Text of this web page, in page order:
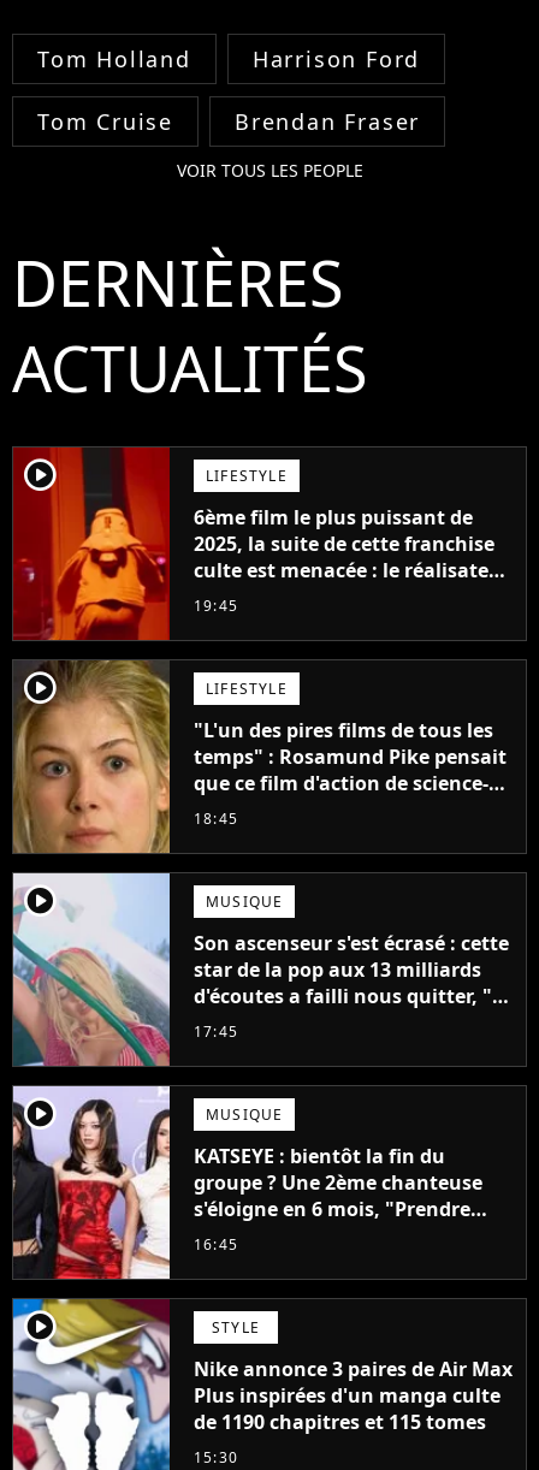
Tom Holland Harrison Ford
Tom Cruise Brendan Fraser
VOIR TOUS LES PEOPLE
DERNIÈRES
ACTUALITÉS
player2 LIFESTYLE
6ème film le plus puissant de
2025, la suite de cette franchise
culte est menacée : le réalisateur
claque la porte pour "différends
19:45
player2 LIFESTYLE
"L'un des pires films de tous les
temps" : Rosamund Pike pensait
que ce film d'action de science-
fiction avec Dwayne Johnson
18:45
player2 MUSIQUE
Son ascenseur s'est écrasé : cette
star de la pop aux 13 milliards
d'écoutes a failli nous quitter, "Je
pensais ne plus jamais chanter"
17:45
player2 MUSIQUE
KATSEYE : bientôt la fin du
groupe ? Une 2ème chanteuse
s'éloigne en 6 mois, "Prendre
cette décision n’a pas été facile"
16:45
player2 STYLE
Nike annonce 3 paires de Air Max
Plus inspirées d'un manga culte
de 1190 chapitres et 115 tomes
15:30